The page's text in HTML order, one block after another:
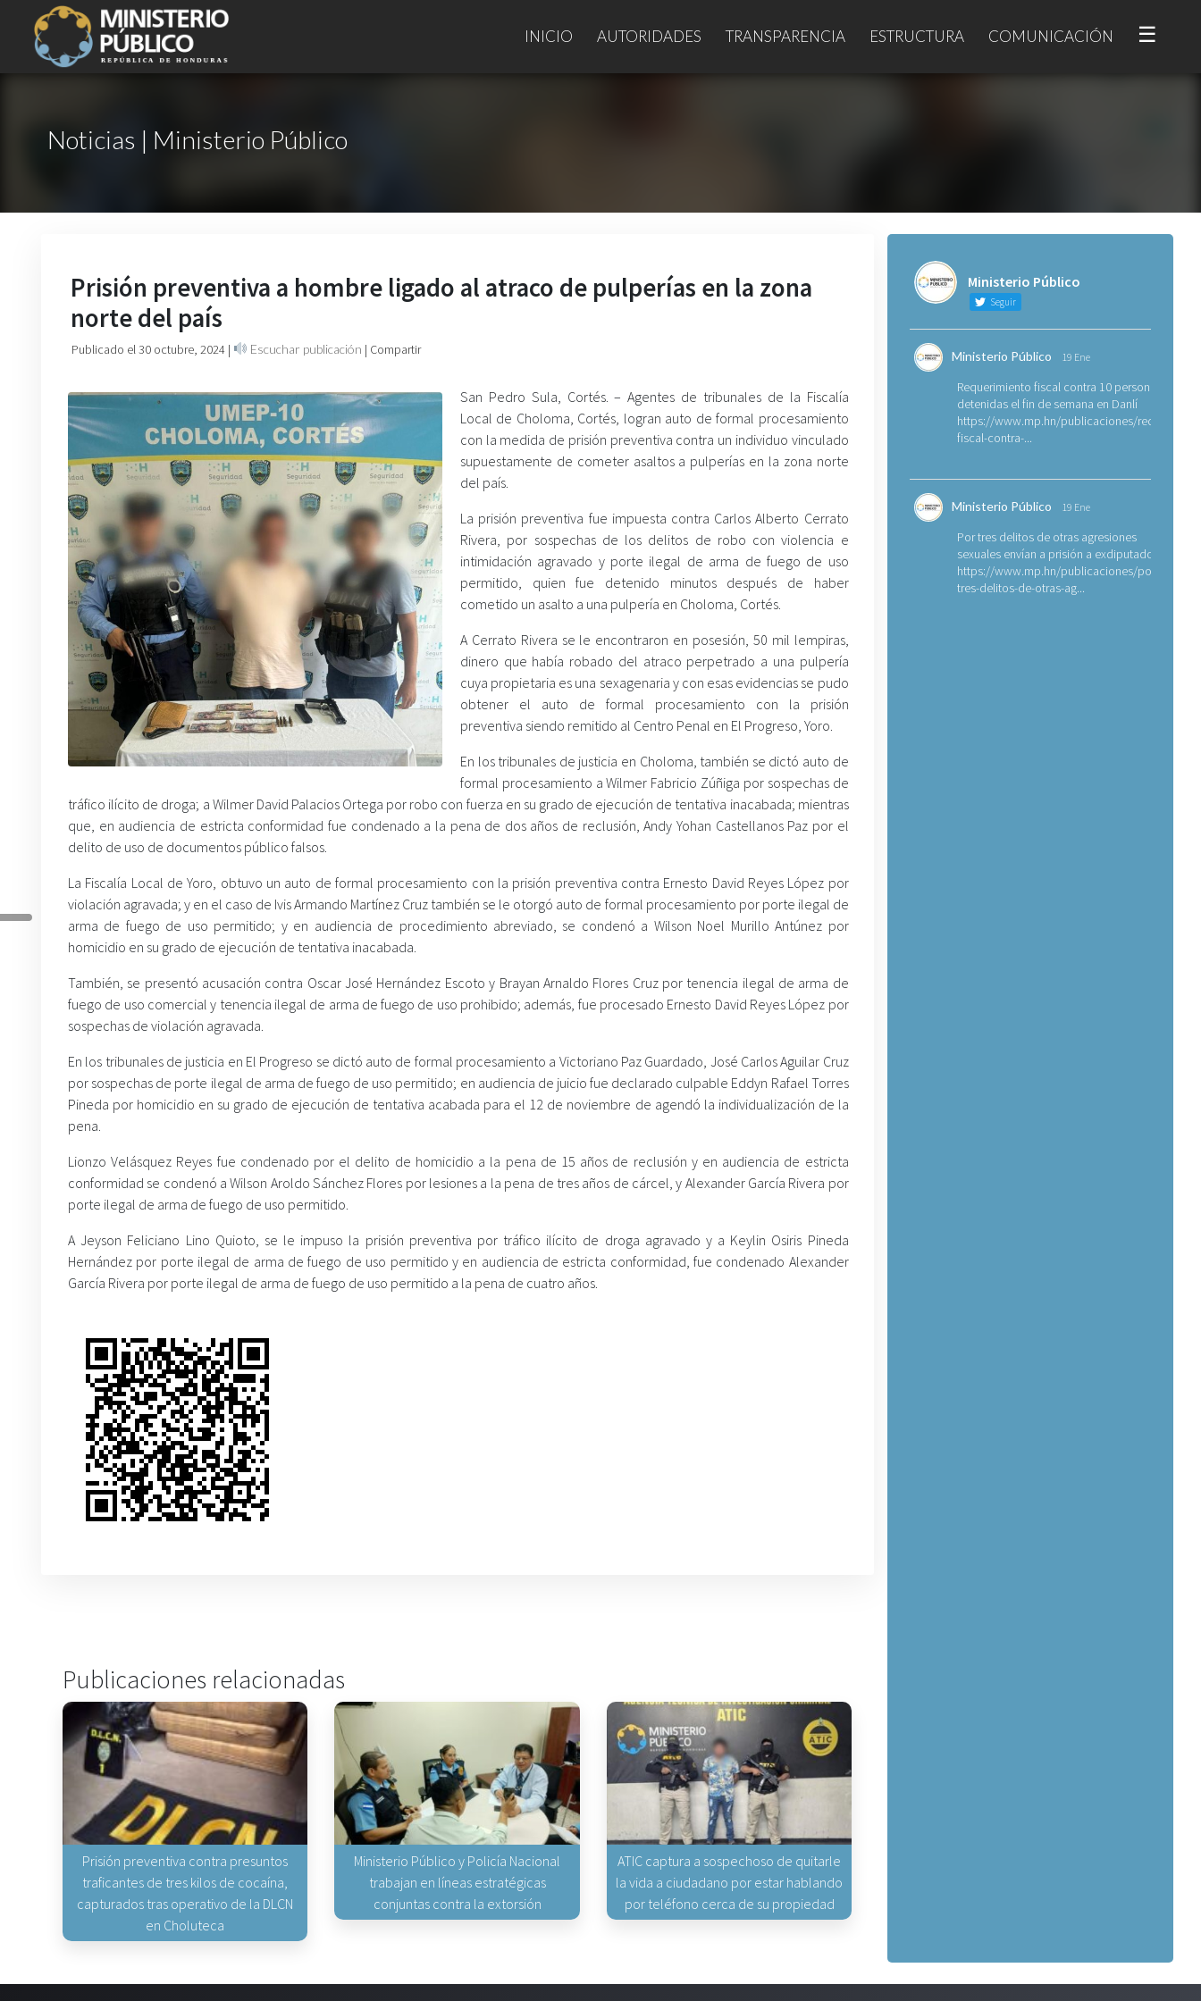
INICIO AUTORIDADES TRANSPARENCIA ESTRUCTURA COMUNICACIÓN ☰
Noticias | Ministerio Público
Prisión preventiva a hombre ligado al atraco de pulperías en la zona
norte del país
Publicado el 30 octubre, 2024 | Escuchar publicación | Compartir
San Pedro Sula, Cortés. – Agentes de tribunales de la Fiscalía
Local de Choloma, Cortés, logran auto de formal procesamiento
con la medida de prisión preventiva contra un individuo vinculado
supuestamente de cometer asaltos a pulperías en la zona norte
del país.
La prisión preventiva fue impuesta contra Carlos Alberto Cerrato
Rivera, por sospechas de los delitos de robo con violencia e
intimidación agravado y porte ilegal de arma de fuego de uso
permitido, quien fue detenido minutos después de haber
cometido un asalto a una pulpería en Choloma, Cortés.
A Cerrato Rivera se le encontraron en posesión, 50 mil lempiras,
dinero que había robado del atraco perpetrado a una pulpería
cuya propietaria es una sexagenaria y con esas evidencias se pudo
obtener el auto de formal procesamiento con la prisión
preventiva siendo remitido al Centro Penal en El Progreso, Yoro.
En los tribunales de justicia en Choloma, también se dictó auto de
formal procesamiento a Wilmer Fabricio Zúñiga por sospechas de
tráfico ilícito de droga; a Wilmer David Palacios Ortega por robo con fuerza en su grado de ejecución de tentativa inacabada; mientras
que, en audiencia de estricta conformidad fue condenado a la pena de dos años de reclusión, Andy Yohan Castellanos Paz por el
delito de uso de documentos público falsos.
La Fiscalía Local de Yoro, obtuvo un auto de formal procesamiento con la prisión preventiva contra Ernesto David Reyes López por
violación agravada; y en el caso de Ivis Armando Martínez Cruz también se le otorgó auto de formal procesamiento por porte ilegal de
arma de fuego de uso permitido; y en audiencia de procedimiento abreviado, se condenó a Wilson Noel Murillo Antúnez por
homicidio en su grado de ejecución de tentativa inacabada.
También, se presentó acusación contra Oscar José Hernández Escoto y Brayan Arnaldo Flores Cruz por tenencia ilegal de arma de
fuego de uso comercial y tenencia ilegal de arma de fuego de uso prohibido; además, fue procesado Ernesto David Reyes López por
sospechas de violación agravada.
En los tribunales de justicia en El Progreso se dictó auto de formal procesamiento a Victoriano Paz Guardado, José Carlos Aguilar Cruz
por sospechas de porte ilegal de arma de fuego de uso permitido; en audiencia de juicio fue declarado culpable Eddyn Rafael Torres
Pineda por homicidio en su grado de ejecución de tentativa acabada para el 12 de noviembre de agendó la individualización de la
pena.
Lionzo Velásquez Reyes fue condenado por el delito de homicidio a la pena de 15 años de reclusión y en audiencia de estricta
conformidad se condenó a Wilson Aroldo Sánchez Flores por lesiones a la pena de tres años de cárcel, y Alexander García Rivera por
porte ilegal de arma de fuego de uso permitido.
A Jeyson Feliciano Lino Quioto, se le impuso la prisión preventiva por tráfico ilícito de droga agravado y a Keylin Osiris Pineda
Hernández por porte ilegal de arma de fuego de uso permitido y en audiencia de estricta conformidad, fue condenado Alexander
García Rivera por porte ilegal de arma de fuego de uso permitido a la pena de cuatro años.
Publicaciones relacionadas
Prisión preventiva contra presuntos
traficantes de tres kilos de cocaína,
capturados tras operativo de la DLCN
en Choluteca
Ministerio Público y Policía Nacional
trabajan en líneas estratégicas
conjuntas contra la extorsión
ATIC captura a sospechoso de quitarle
la vida a ciudadano por estar hablando
por teléfono cerca de su propiedad
Ministerio Público
Seguir
Ministerio Público 19 Ene
Requerimiento fiscal contra 10 personas
detenidas el fin de semana en Danlí
https://www.mp.hn/publicaciones/
fiscal-contra-...
Ministerio Público 19 Ene
Por tres delitos de otras agresiones
sexuales envían a prisión a exdiputado
https://www.mp.hn/publicaciones/por-
tres-delitos-de-otras-ag...